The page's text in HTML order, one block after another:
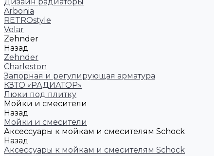
Arbonia
RETROstyle
Velar
Zehnder
Назад
Zehnder
Charleston
Запорная и регулирующая арматура
КЗТО «РАДИАТОР»
Люки под плитку
Мойки и смесители
Назад
Мойки и смесители
Аксессуары к мойкам и смесителям Schock
Назад
Аксессуары к мойкам и смесителям Schock